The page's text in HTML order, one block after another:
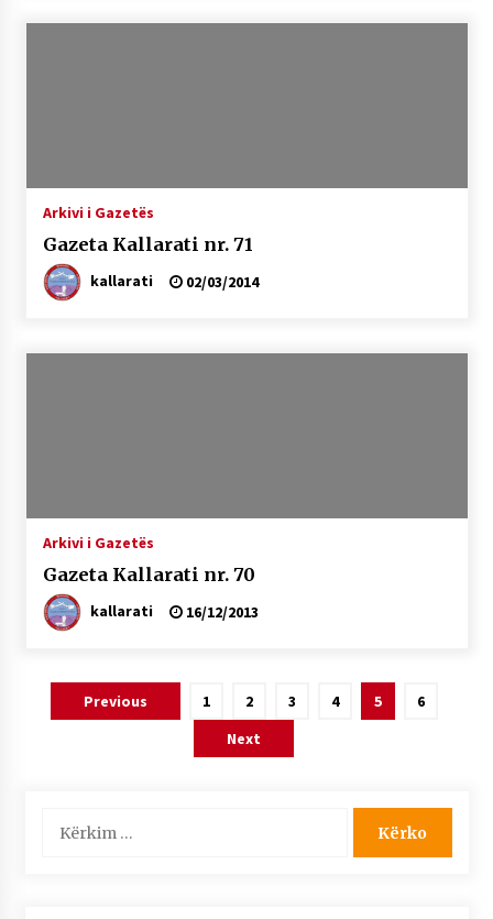
Arkivi i Gazetës
Gazeta Kallarati nr. 71
kallarati 02/03/2014
Arkivi i Gazetës
Gazeta Kallarati nr. 70
kallarati 16/12/2013
LëvizjePrevious 1 2 3 4 5
6
Next
për: